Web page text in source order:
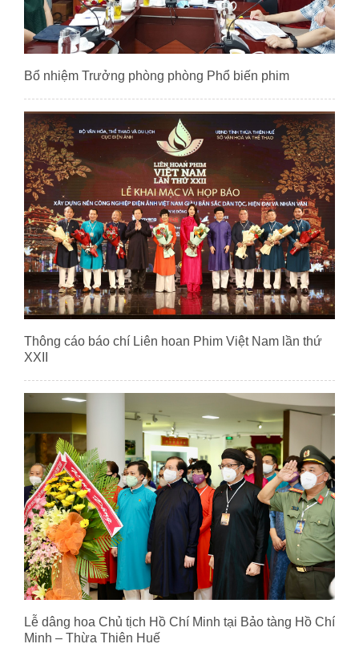
Bổ nhiệm Trưởng phòng phòng Phổ biến phim
Thông cáo báo chí Liên hoan Phim Việt Nam lần thứ
XXII
Lễ dâng hoa Chủ tịch Hồ Chí Minh tại Bảo tàng Hồ Chí
Minh – Thừa Thiên Huế